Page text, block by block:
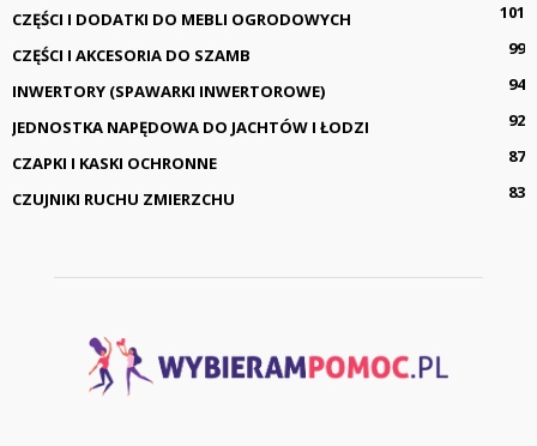
CZĘŚCI I DODATKI DO MEBLI OGRODOWYCH
101
CZĘŚCI I AKCESORIA DO SZAMB
99
INWERTORY (SPAWARKI INWERTOROWE)
94
JEDNOSTKA NAPĘDOWA DO JACHTÓW I ŁODZI
92
CZAPKI I KASKI OCHRONNE
87
CZUJNIKI RUCHU ZMIERZCHU
83